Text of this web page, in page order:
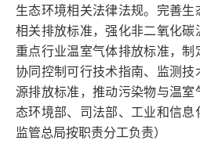
生态环境相关法律法规。完善
相关排放标准，强化非二氧化
重点行业温室气体排放标准，
协同控制可行技术指南、监测
源排放标准，推动污染物与温室
态环境部、司法部、工业和信
监管总局按职责分工负责）